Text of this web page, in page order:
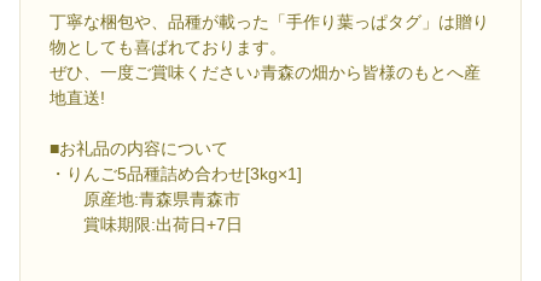
丁寧な梱包や、品種が載った「手作り葉っぱタグ」は贈り
物としても喜ばれております。
ぜひ、一度ご賞味ください♪青森の畑から皆様のもとへ産
地直送!
■お礼品の内容について
・りんご5品種詰め合わせ[3kg×1]
原産地:青森県青森市
賞味期限:出荷日+7日